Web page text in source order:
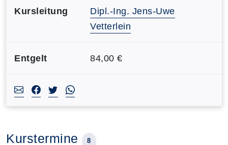
Kursleitung
Dipl.-Ing. Jens-Uwe
Vetterlein
Entgelt 84,00 €
Kurstermine 8